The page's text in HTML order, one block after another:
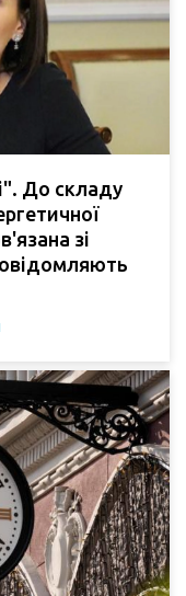
До складу
зі